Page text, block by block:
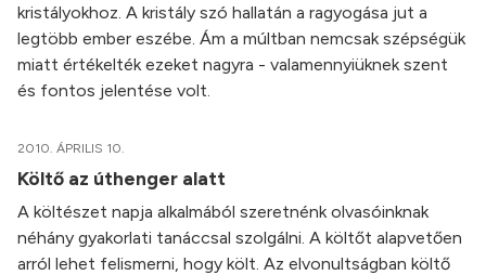
kristályokhoz. A kristály szó hallatán a ragyogása jut a
legtöbb ember eszébe. Ám a múltban nemcsak szépségük
miatt értékelték ezeket nagyra - valamennyiüknek szent
és fontos jelentése volt.
2010. ÁPRILIS 10.
Költő az úthenger alatt
A költészet napja alkalmából szeretnénk olvasóinknak
néhány gyakorlati tanáccsal szolgálni. A költőt alapvetően
arról lehet felismerni, hogy költ. Az elvonultságban költő